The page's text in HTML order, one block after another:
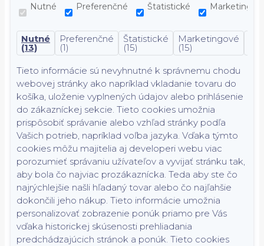
Nutné Preferenčné Štatistické
Nutné
(13)
Preferenčné
(1)
Štatistické
(15)
Marketingové
(15)
Tieto informácie sú nevyhnutné k správnemu chodu
webovej stránky ako napríklad vkladanie tovaru do
košíka, uloženie vyplnených údajov alebo prihlásenie
do zákazníckej sekcie. Tieto cookies umožnia
prispôsobiť správanie alebo vzhľad stránky podľa
Vašich potrieb, napríklad voľba jazyka. Vďaka týmto
cookies môžu majitelia aj developeri webu viac
porozumieť správaniu užívateľov a vyvijať stránku tak,
aby bola čo najviac prozákaznícka. Teda aby ste čo
najrýchlejšie našli hľadaný tovar alebo čo najľahšie
dokončili jeho nákup. Tieto informácie umožnia
personalizovať zobrazenie ponúk priamo pre Vás
vďaka historickej skúsenosti prehliadania
predchádzajúcich stránok a ponúk. Tieto cookies